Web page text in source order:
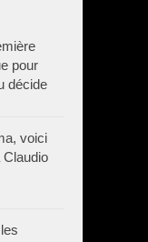
pour
décide
voici
Claudio